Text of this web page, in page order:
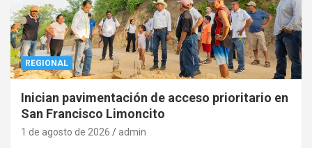
REGIONAL
Inician pavimentación de acceso prioritario en
San Francisco Limoncito
1 de agosto de 2026 admin